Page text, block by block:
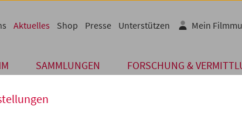
SAMMLUNGEN FORSCHUNG &
Aktuelles Shop Presse Unterstützen Mein